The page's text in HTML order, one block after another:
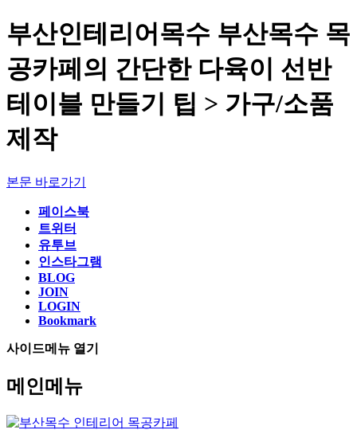
부산인테리어목수 부산목수 목
공카페의 간단한 다육이 선반
테이블 만들기 팁 > 가구/소품
제작
본문 바로가기
페이스북
트위터
유투브
인스타그램
BLOG
JOIN
LOGIN
Bookmark
사이드메뉴 열기
메인메뉴